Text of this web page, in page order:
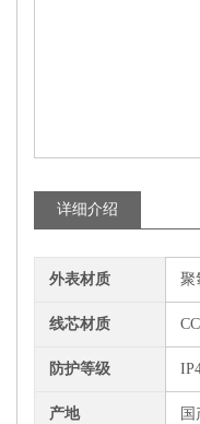
详细介绍
外表材质 聚
线芯材质
防护等级
产地 国